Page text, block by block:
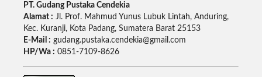
PT. Gudang Pustaka Cendekia
Alamat : Jl. Prof. Mahmud Yunus Lubuk Lintah, Anduring,
Kec. Kuranji, Kota Padang, Sumatera Barat 25153
E-Mail : gudang.pustaka.cendekia@gmail.com
HP/Wa : 0851-7109-8626